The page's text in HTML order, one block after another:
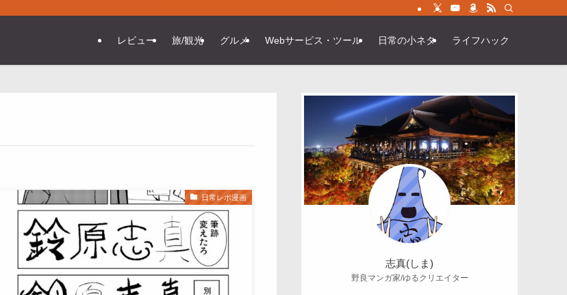
レビュー 旅/観光 グルメ Webサービス・ツール 日常の小ネタ ライフハック
日常レポ漫画
志真(しま)
野良マンガ家/ゆるクリエイター